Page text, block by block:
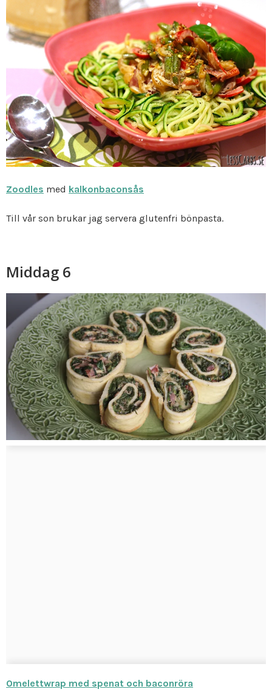
Zoodles med kalkonbaconsås
Till vår son brukar jag servera glutenfri bönpasta.
Middag 6
Omelettwrap med spenat och baconröra